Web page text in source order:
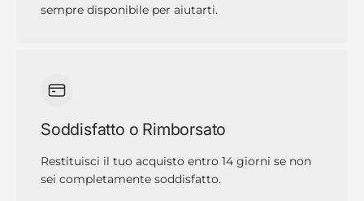
sempre disponibile per aiutarti.
Soddisfatto o Rimborsato
Restituisci il tuo acquisto entro 14 giorni se non
sei completamente soddisfatto.